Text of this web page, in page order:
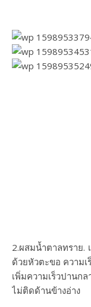
2.ผสมน้ำตาลทราย.
ด้วยหัวตะขอ ความ
เพิ่มความเร็วปานก
ไม่ติดด้านข้างอ่าง